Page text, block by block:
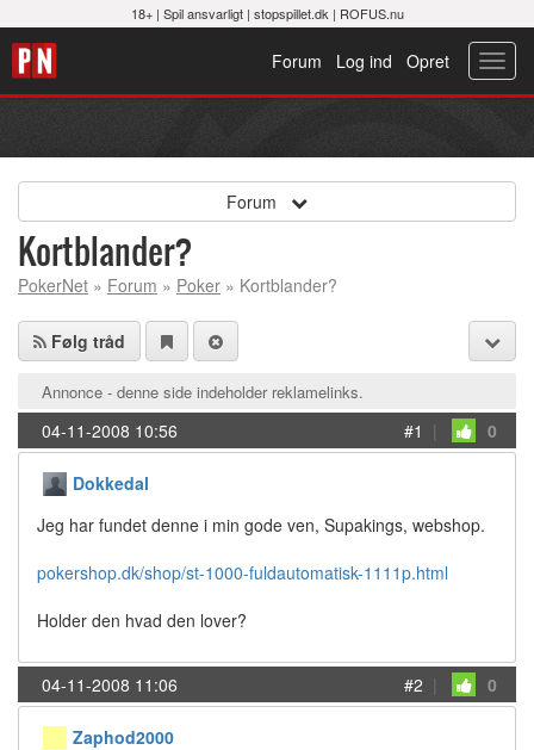
18+ | Spil ansvarligt| stopspillet.dk | ROFUS.nu
Opret
Log ind
Forum
Forum
Kortblander?
PokerNet » Forum » Poker » Kortblander?
Følg tråd
Annonce - denne side indeholder reklamelinks.
04-11-2008 10:56 #1 | 0
Dokkedal
Jeg har fundet denne i min gode ven, Supakings, webshop.
pokershop.dk/shop/st-1000-fuldautomatisk-1111p.html
Holder den hvad den lover?
04-11-2008 11:06 #2 | 0
Zaphod2000